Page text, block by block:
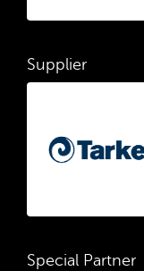
Supplier
Special Partner